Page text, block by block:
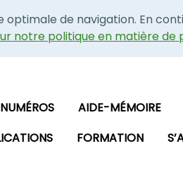
de navigation. En
notre politique en matière
AIDE-MÉMOIRE
FORMATION